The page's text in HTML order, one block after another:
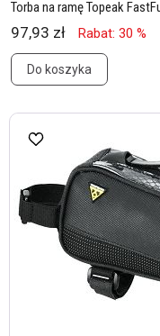
Torba na ramę Topeak
97,93 zł Rabat: 30 %
Do koszyka